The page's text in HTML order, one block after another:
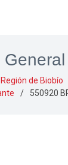
General
Región de Biobío
550920